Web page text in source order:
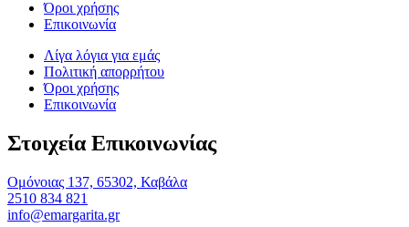
Όροι χρήσης
Επικοινωνία
Λίγα λόγια για εμάς
Πολιτική απορρήτου
Όροι χρήσης
Επικοινωνία
Στοιχεία Επικοινωνίας
Ομόνοιας 137, 65302, Καβάλα
2510 834 821
info@emargarita.gr